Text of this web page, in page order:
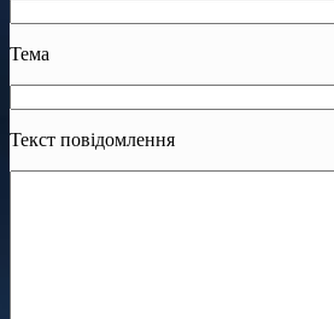
Тема
Текст повідомлення